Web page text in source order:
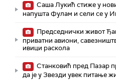
Саша Лукић стиже у
напушта Фулам и сели се у
Председнички живот
приватни авиони,
ивици раскола
Станковић пред Пазар
да је у Звезди увек питање